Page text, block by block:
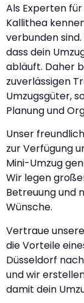
Als Experten
Kallithea
verbunden
dass dein
abläuft. Daher
zuverlässigen
Umzugsgüter,
Planung und
Unser
zur Verfügung
Mini-Umzug
Wir legen
Betreuung und
Wünsche.
Vertraue
die Vorteile
Düsseldorf
und wir
damit dein